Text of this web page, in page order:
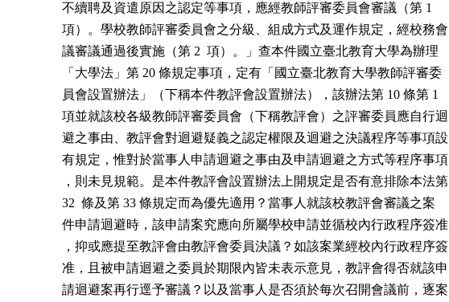
              不續聘及資遣原因之認定等事項，應經教師評審委員會審議（第 1
              項）。學校教師評審委員會之分級、組成方式及運作規定，經校務會
              議審議通過後實施（第 2  項）。」查本件國立臺北教育大學為辦理
              「大學法」第 20 條規定事項，定有「國立臺北教育大學教師評審委
              員會設置辦法」（下稱本件教評會設置辦法），該辦法第 10 條第 1
              項並就該校各級教師評審委員會（下稱教評會）之評審委員應自行迴
              避之事由、教評會對迴避疑義之認定權限及迴避之決議程序等事項設
              有規定，惟對於當事人申請迴避之事由及申請迴避之方式等程序事項
              ，則未見規範。是本件教評會設置辦法上開規定是否有意排除本法第
              32  條及第 33 條規定而為優先適用？當事人就該校教評會審議之案
              件申請迴避時，該申請案究應向所屬學校申請並循校內行政程序簽准
              ，抑或應提至教評會由教評會委員決議？如該案業經校內行政程序簽
              准，且被申請迴避之委員於期限內皆未表示意見，教評會得否就該申
              請迴避案再行逕予審議？以及當事人是否須於每次召開會議前，逐案